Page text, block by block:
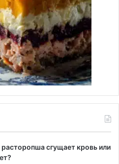
расторопша сгущает кровь или